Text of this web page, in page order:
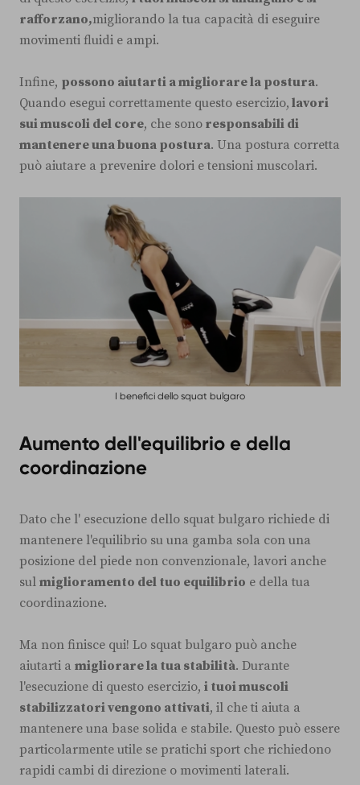
rafforzano,migliorando la tua capacità di eseguire
movimenti fluidi e ampi.
Infine, possono aiutarti a migliorare la postura.
Quando esegui correttamente questo esercizio, lavori
sui muscoli del core, che sono responsabili di
mantenere una buona postura. Una postura corretta
può aiutare a prevenire dolori e tensioni muscolari.
I benefici dello squat bulgaro
Aumento dell'equilibrio e della
coordinazione
Dato che l' esecuzione dello squat bulgaro richiede di
mantenere l'equilibrio su una gamba sola con una
posizione del piede non convenzionale, lavori anche
sul miglioramento del tuo equilibrio e della tua
coordinazione.
Ma non finisce qui! Lo squat bulgaro può anche
aiutarti a migliorare la tua stabilità. Durante
l'esecuzione di questo esercizio, i tuoi muscoli
stabilizzatori vengono attivati, il che ti aiuta a
mantenere una base solida e stabile. Questo può essere
particolarmente utile se pratichi sport che richiedono
rapidi cambi di direzione o movimenti laterali.